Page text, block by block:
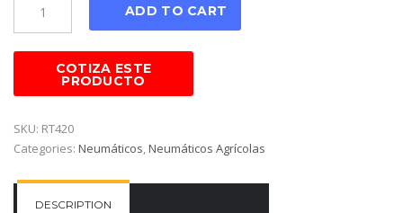
ADD TO CART
SKU: RT420
Categories: Neumáticos,Neumáticos Agrícolas
DESCRIPTION